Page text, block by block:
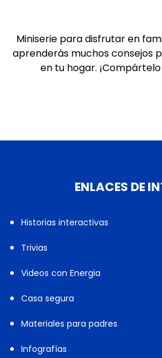
Miniserie para disfrutar en
aprenderás muchos consejos
en tu hogar.
ENLACES DE
Historias interactivas
Trivias
Videos con Energia
Casa segura
Materiales para padres
Infografías